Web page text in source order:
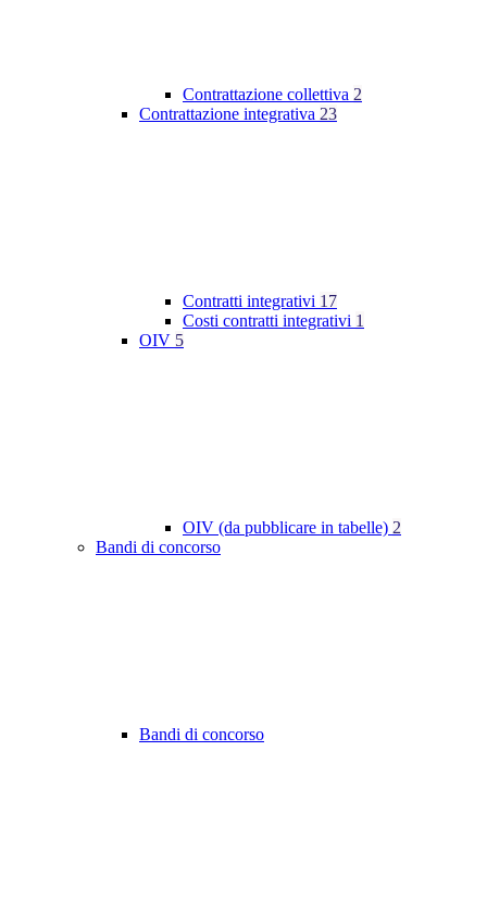
Contrattazione collettiva 2
Contrattazione integrativa 23
Contratti integrativi 17
Costi contratti integrativi 1
OIV 5
OIV (da pubblicare in tabelle) 2
Bandi di concorso
Bandi di concorso